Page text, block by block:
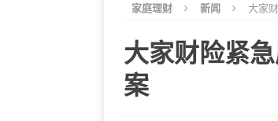
家庭理财 新闻 大家
大家财险紧
案